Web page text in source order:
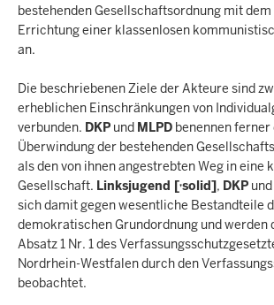
bestehenden Gesellschaftsordnung mit
Errichtung einer klassenlosen
an.
Die beschriebenen Ziele der Akteure sind
erheblichen Einschränkungen von
verbunden. DKP und MLPD benennen
Überwindung der bestehenden
als den von ihnen angestrebten Weg in eine
Gesellschaft. Linksjugend [‚solid], DKP und
sich damit gegen wesentliche Bestandteile
demokratischen Grundordnung und werden
Absatz 1 Nr. 1 des
Nordrhein-Westfalen durch den
beobachtet.